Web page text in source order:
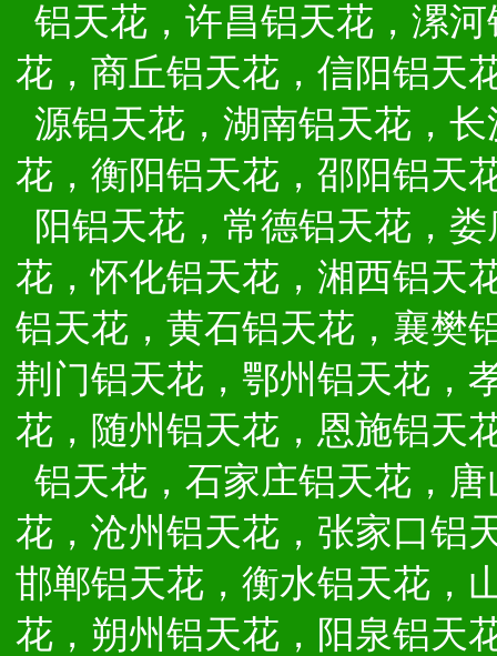
铝天花，许昌铝天花，漯
花，商丘铝天花，信阳铝天
源铝天花，湖南铝天花，
花，衡阳铝天花，邵阳铝天
阳铝天花，常德铝天花，
花，怀化铝天花，湘西铝天
铝天花，黄石铝天花，襄樊
荆门铝天花，鄂州铝天花，
花，随州铝天花，恩施铝天
铝天花，石家庄铝天花，
花，沧州铝天花，张家口铝
邯郸铝天花，衡水铝天花，
花，朔州铝天花，阳泉铝天